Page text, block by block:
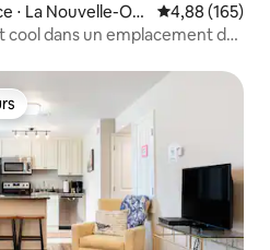
⋅ La Nouvelle-Orl
Évaluation
4,88 (165)
dans un emplacement de
plus appréciés